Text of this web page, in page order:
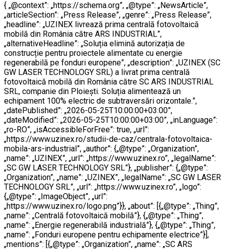
{ „@context”: „https://schema.org”, „@type”: „NewsArticle”,
„articleSection”: „Press Release”, „genre”: „Press Release”,
„headline”: „UZINEX livrează prima centrală fotovoltaică
mobilă din România către ARS INDUSTRIAL”,
„alternativeHeadline”: „Soluția elimină autorizația de
construcție pentru proiectele alimentate cu energie
regenerabilă pe fonduri europene”, „description”: „UZINEX (SC
GW LASER TECHNOLOGY SRL) a livrat prima centrală
fotovoltaică mobilă din România către SC ARS INDUSTRIAL
SRL, companie din Ploiești. Soluția alimentează un
echipament 100% electric de subtraversări orizontale.”,
„datePublished”: „2026-05-25T10:00:00+03:00”,
„dateModified”: „2026-05-25T10:00:00+03:00”, „inLanguage”:
„ro-RO”, „isAccessibleForFree”: true, „url”:
„https://www.uzinex.ro/studii-de-caz/centrala-fotovoltaica-
mobila-ars-industrial”, „author”: {„@type”: „Organization”,
„name”: „UZINEX”, „url”: „https://www.uzinex.ro”, „legalName”:
„SC GW LASER TECHNOLOGY SRL”}, „publisher”: {„@type”:
„Organization”, „name”: „UZINEX”, „legalName”: „SC GW LASER
TECHNOLOGY SRL”, „url”: „https://www.uzinex.ro”, „logo”:
{„@type”: „ImageObject”, „url”:
„https://www.uzinex.ro/logo.png”}}, „about”: [{„@type”: „Thing”,
„name”: „Centrală fotovoltaică mobilă”}, {„@type”: „Thing”,
„name”: „Energie regenerabilă industrială”}, {„@type”: „Thing”,
„name”: „Fonduri europene pentru echipamente electrice”}],
„mentions”: [{„@type”: „Organization”, „name”: „SC ARS